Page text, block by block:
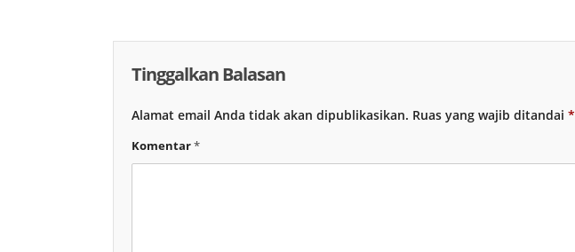
Tinggalkan Balasan
Alamat email Anda tidak akan dipublikasikan. Ruas yang wajib ditandai *
Komentar*